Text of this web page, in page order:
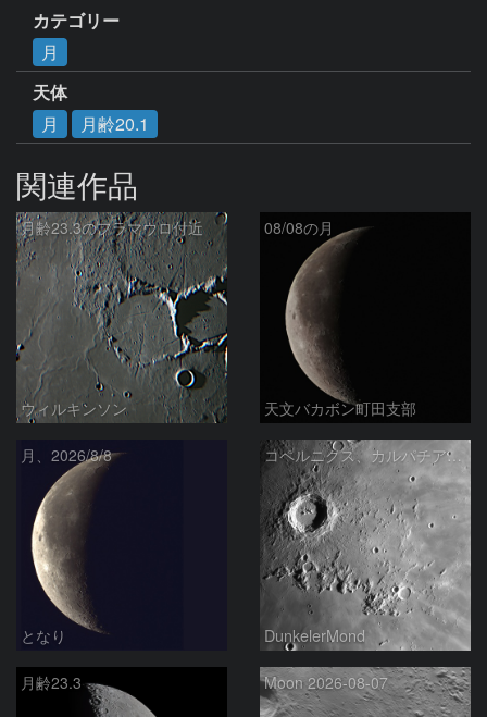
カテゴリー
月
天体
月
月齢20.1
関連作品
月齢23.3のフラマウロ付近
ウィルキンソン
08/08の月
天文バカボン町田支部
月、2026/8/8
となり
コペルニクス、カルパチア山脈付近
DunkelerMond
月齢23.3 Moon 2026-08-07